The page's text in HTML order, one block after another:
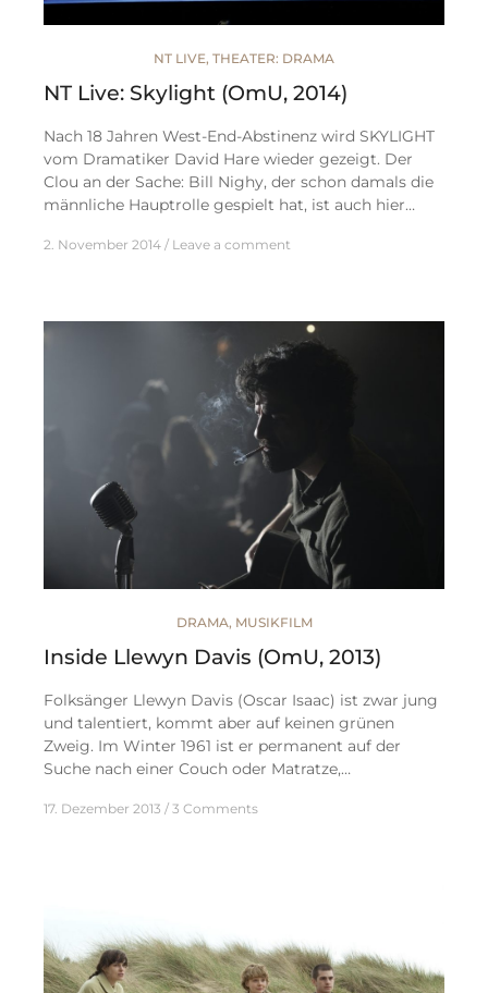
NT LIVE, THEATER: DRAMA
NT Live: Skylight (OmU, 2014)
Nach 18 Jahren West-End-Abstinenz wird SKYLIGHT
vom Dramatiker David Hare wieder gezeigt. Der
Clou an der Sache: Bill Nighy, der schon damals die
männliche Hauptrolle gespielt hat, ist auch hier…
2. November 2014 Leave a comment
DRAMA, MUSIKFILM
Inside Llewyn Davis (OmU, 2013)
Folksänger Llewyn Davis (Oscar Isaac) ist zwar jung
und talentiert, kommt aber auf keinen grünen
Zweig. Im Winter 1961 ist er permanent auf der
Suche nach einer Couch oder Matratze,…
17. Dezember 2013 3 Comments